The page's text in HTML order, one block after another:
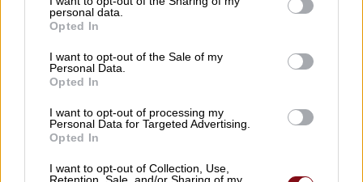
personal data.
Opted In
I want to opt-out of the Sale of my
Personal Data.
Opted In
I want to opt-out of processing my
Personal Data for Targeted Advertising.
Opted In
I want to opt-out of Collection, Use,
Retention, Sale, and/or Sharing of my
Θύματα φάρσας εκπαιδευτικός και
καταστηματάρχες στον Αμπελώνα